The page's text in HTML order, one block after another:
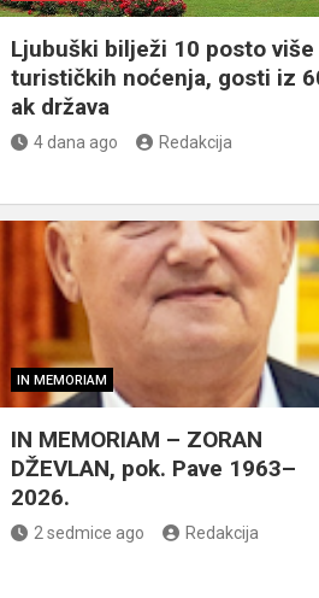
Ljubuški bilježi 10 posto više
turističkih noćenja, gosti iz
ak država
4 dana ago Redakcija
IN MEMORIAM
IN MEMORIAM – ZORAN
DŽEVLAN, pok. Pave 1963–
2026.
2 sedmice ago Redakcija